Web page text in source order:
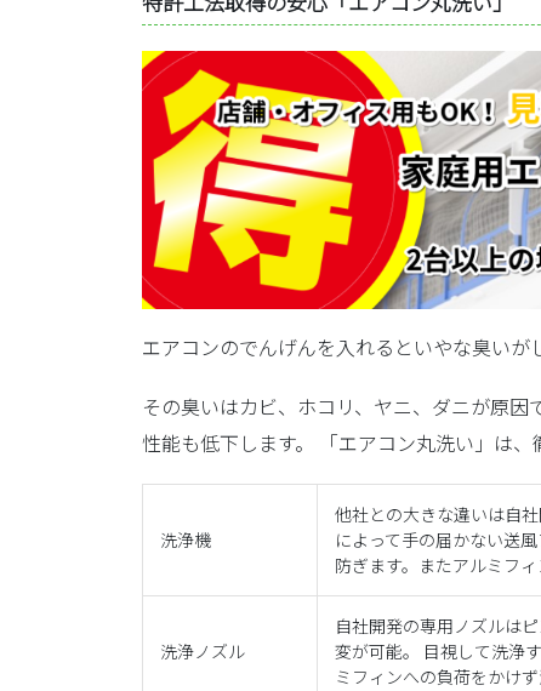
エアコンのでんげんを入れるといやな臭いが
その臭いはカビ、ホコリ、ヤニ、ダニが原
性能も低下します。 「エアコン丸洗い」は、
洗浄機
他社との大きな違いは自
によって手の届かない送
防ぎます。またアルミフ
洗浄ノズル
自社開発の専用ノズルは
変が可能。 目視して洗浄
ミフィンへの負荷をかけ